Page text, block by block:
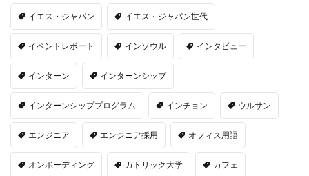
イエス・ジャパン イエス・ジャパン世代
イベントレポート インソウル インタビュー
インターン インターンシップ
インターンシッププログラム インチョン ウルサン
エンジニア エンジニア採用 オフィス用語
オンボーディング カトリック大学 カフェ